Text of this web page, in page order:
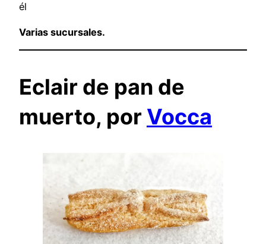
él
Varias sucursales.
Eclair de pan de
muerto, por Vocca